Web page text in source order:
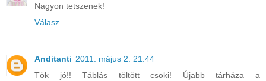
Nagyon tetszenek!
Válasz
Anditanti 2011. május 2. 21:44
Tök jó!! Táblás töltött csoki! Újabb tárháza a